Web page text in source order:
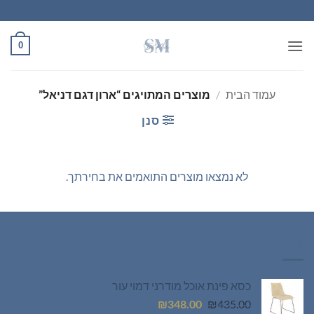
to
content
0
עמוד הבית / מוצרים המתויגים “ארון דגם דניאל”
סנן
לא נמצאו מוצרים התואמים את בחירתך.
כסא פינת אוכל מודרני דמוי עור
₪435.00
המחיר ₪348.00
המחיר